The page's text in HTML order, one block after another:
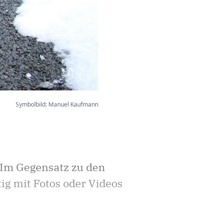
Symbolbild: Manuel Kaufmann
Gegensatz zu den
mit Fotos oder Videos